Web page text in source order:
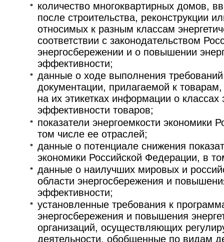
количество многоквартирных домов,
после строительства, реконструкции
относимых к разным классам
соответствии с законодательством
энергосбережении и о повышении
эффективности;
данные о ходе выполнения
документации, прилагаемой к
на их этикетках информации о классах
эффективности товаров;
показатели энергоемкости экономики
том числе ее отраслей;
данные о потенциале снижения
экономики Российской Федерации, в
данные о наилучших мировых и
области энергосбережения и
эффективности;
установленные требования к
энергосбережения и повышения
организаций, осуществляющих
деятельности, обобщенные по видам